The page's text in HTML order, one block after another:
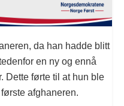
da han hadde blitt
en ny og ennå
Dette førte til at hun ble
afghaneren.